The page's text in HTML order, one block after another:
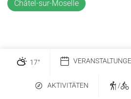
Châtel-sur-Moselle
17°
AKTIVITÄTEN /